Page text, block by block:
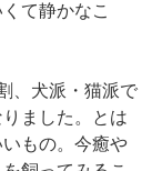
て静かなこ
、犬派・猫派で
ました。とは
もの。今癒や